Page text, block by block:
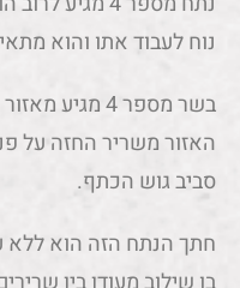
נוח לעבוד אתו והוא
בשר מספר 4
האזור משריר החזה על
סביב גוש הכתף.
חתך הנתח הזה הוא